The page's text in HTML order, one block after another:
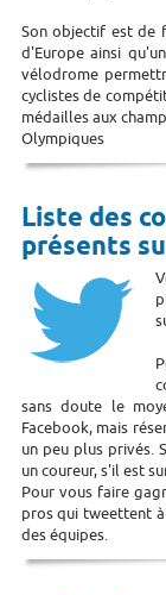
Son objectif est de
d'Europe ainsi
vélodrome
cyclistes de
médailles aux
Olympiques
Liste des
présents
sans doute le
Facebook, mais
un peu plus privés.
un coureur, s'il est
Pour vous faire
pros qui tweettent
des équipes.